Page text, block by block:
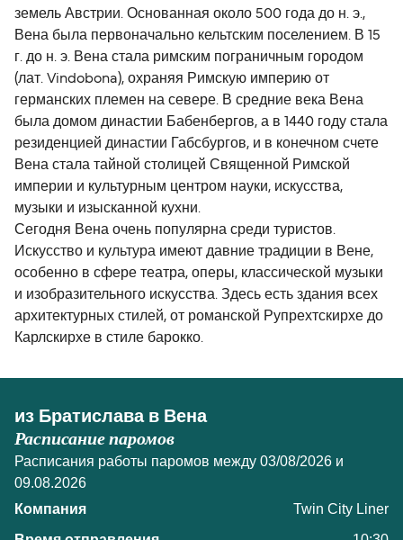
земель Австрии. Основанная около 500 года до н. э.,
Вена была первоначально кельтским поселением. В 15
г. до н. э. Вена стала римским пограничным городом
(лат. Vindobona), охраняя Римскую империю от
германских племен на севере. В средние века Вена
была домом династии Бабенбергов, а в 1440 году стала
резиденцией династии Габсбургов, и в конечном счете
Вена стала тайной столицей Священной Римской
империи и культурным центром науки, искусства,
музыки и изысканной кухни.
Сегодня Вена очень популярна среди туристов.
Искусство и культура имеют давние традиции в Вене,
особенно в сфере театра, оперы, классической музыки
и изобразительного искусства. Здесь есть здания всех
архитектурных стилей, от романской Рупрехтскирхе до
Карлскирхе в стиле барокко.
из Братислава в Вена
Расписание паромов
Расписания работы паромов между 03/08/2026 и
09.08.2026
Twin City Liner